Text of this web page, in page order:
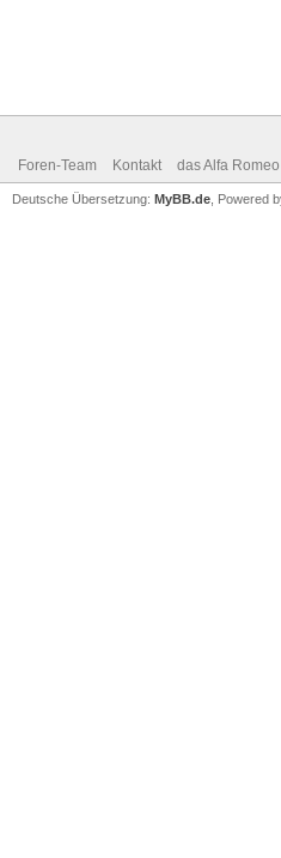
Foren-Team Kontakt das Alfa
Deutsche Übersetzung: MyBB.de , Powered